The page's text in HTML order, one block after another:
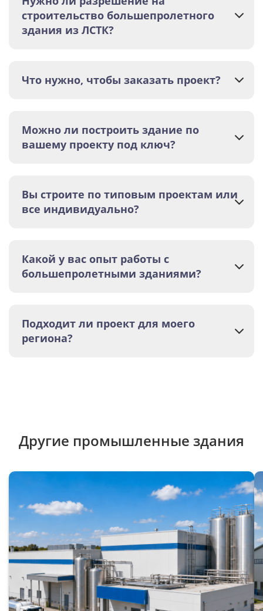
строительство большепролетного
здания из ЛСТК?
Что нужно, чтобы заказать проект?
Можно ли построить здание по
вашему проекту под ключ?
Вы строите по типовым проектам или
все индивидуально?
Какой у вас опыт работы с
большепролетными зданиями?
Подходит ли проект для моего
региона?
Другие промышленные здания